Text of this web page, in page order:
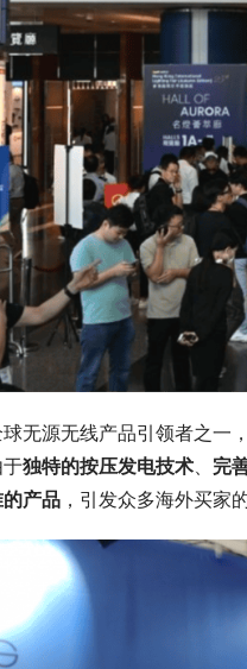
无源无线产品引领者之一
独特的按压发电技术 完
产品 ，引发众多海外买家